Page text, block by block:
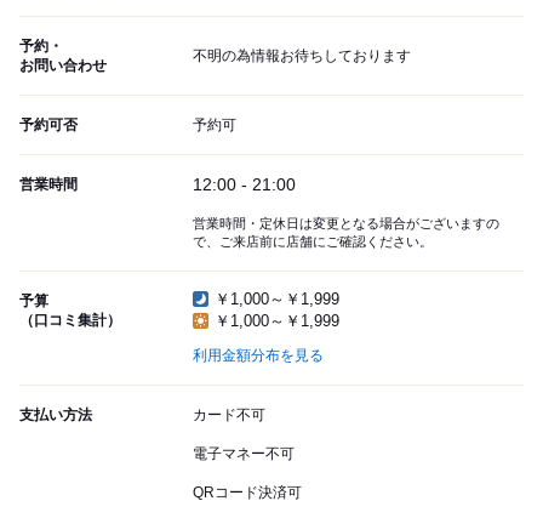
予約・
お問い合わせ
不明の為情報お待ちしております
予約可否 予約可
営業時間 12:00 - 21:00
営業時間・定休日は変更となる場合がございますの
で、ご来店前に店舗にご確認ください。
予算
（口コミ集計）
￥1,000～￥1,999
￥1,000～￥1,999
利用金額分布を見る
支払い方法 カード不可
電子マネー不可
QRコード決済可